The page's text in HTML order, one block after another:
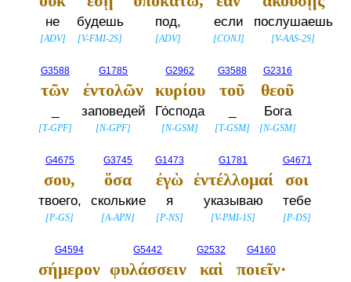
не
[ADV]
будешь
[V-FMI-2S]
под,
[ADV]
если
[CONJ]
послушаешь
[V-AAS-2S]
G3588
τῶν
[T-GPF]
G1785
ἐντολῶν
заповедей
[N-GPF]
G2962
κυρίου
Го́спода
[N-GSM]
G3588
τοῦ
[T-GSM]
G2316
θεοῦ
Бога
[N-GSM]
G4675
σου,
твоего,
[P-GS]
G3745
ὅσα
сколькие
[A-APN]
G1473
ἐγὼ
я
[P-NS]
G1781
ἐντέλλομαί
указываю
[V-PMI-1S]
G4671
σοι
тебе
[P-DS]
G4594
σήμερον
G5442
φυλάσσειν
G2532
καὶ
G4160
ποιεῖν·